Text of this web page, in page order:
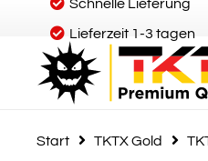
Schnelle Lieferung
Lieferzeit 1-3 tagen
Start TKTX Gold